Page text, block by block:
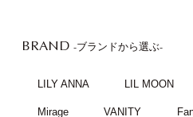
BRAND -ブランドから選ぶ-
LILY ANNA LIL MOON
Mirage VANITY